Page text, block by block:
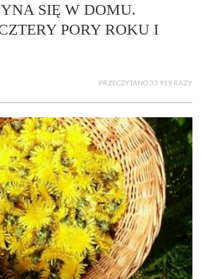
SIĘ W DOMU.
PORY ROKU I
PRZECZYTANO 33 919 RAZY